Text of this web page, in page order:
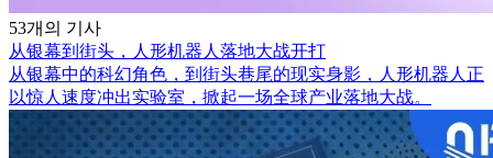
53개의 기사
从银幕到街头，人形机器人落地大战开打
从银幕中的科幻角色，到街头巷尾的现实身影，人形机器人正
以惊人速度冲出实验室，掀起一场全球产业落地大战。